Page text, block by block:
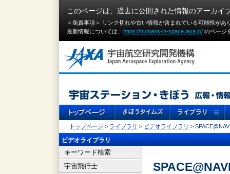
このページは、過去に公開された情報のアーカイ
＜免責事項＞ リンク切れや古い情報が含まれている可能性が
最新情報については、 https://humans-in-space.jaxa.jp/ のページ
トップページ > ライブラリ > ビデオライブラリ >
ビデオライブラリ
キーワード検索
宇宙飛行士